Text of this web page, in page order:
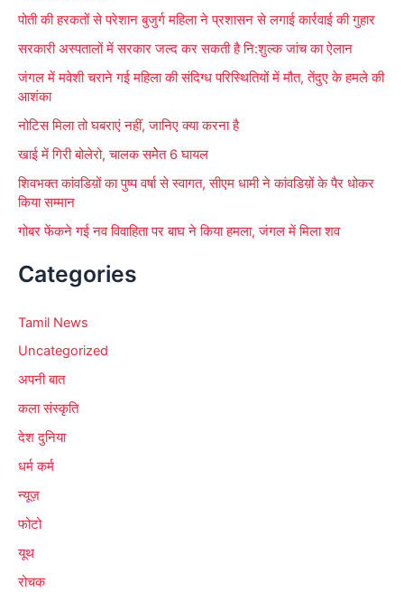
पोती की हरकतों से परेशान बुजुर्ग महिला ने प्रशासन से लगाई कार्रवाई की गुहार
सरकारी अस्पतालों में सरकार जल्द कर सकती है नि:शुल्क जांच का ऐलान
जंगल में मवेशी चराने गई महिला की संदिग्ध परिस्थितियों में मौत, तेंदुए के हमले की
आशंका
नोटिस मिला तो घबराएं नहीं, जानिए क्या करना है
खाई में गिरी बोलेरो, चालक समेेत 6 घायल
शिवभक्त कांवडिय़ों का पुष्प वर्षा से स्वागत, सीएम धामी ने कांवडिय़ों के पैर धोकर
किया सम्मान
गोबर फेंकने गई नव विवाहिता पर बाघ ने किया हमला, जंगल में मिला शव
Categories
Tamil News
Uncategorized
अपनी बात
कला संस्कृति
देश दुनिया
धर्म कर्म
न्यूज़
फोटो
यूथ
रोचक